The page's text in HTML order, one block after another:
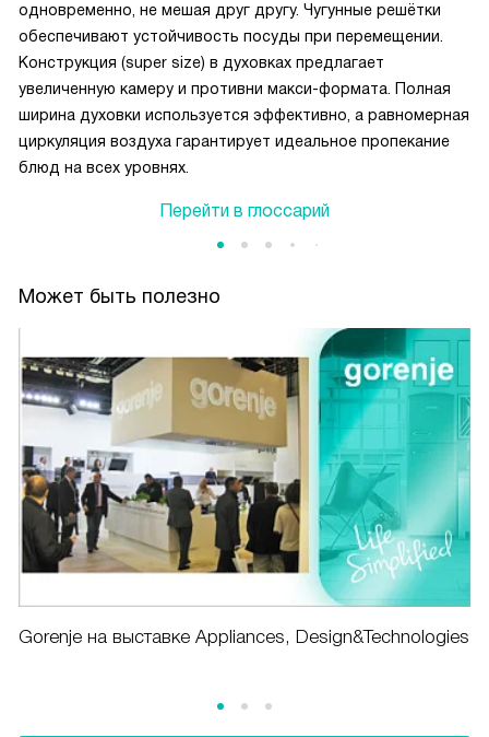
одновременно, не мешая друг другу. Чугунные решётки
обеспечивают устойчивость посуды при перемещении.
Конструкция (super size) в духовках предлагает
увеличенную камеру и противни макси-формата. Полная
ширина духовки используется эффективно, а равномерная
циркуляция воздуха гарантирует идеальное пропекание
блюд на всех уровнях.
Перейти в глоссарий
Может быть полезно
Gorenje на выставке Appliances, Design&Technologies